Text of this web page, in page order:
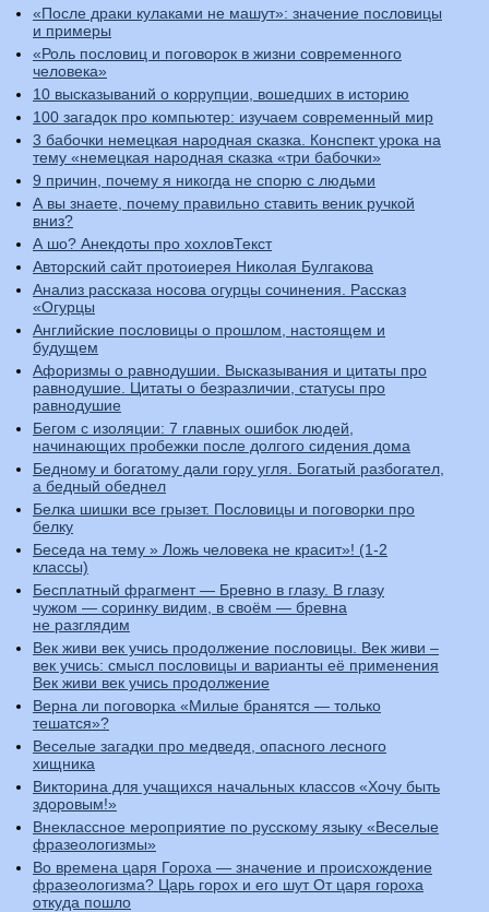
«После драки кулаками не машут»: значение пословицы
и примеры
«Роль пословиц и поговорок в жизни современного
человека»
10 высказываний о коррупции, вошедших в историю
100 загадок про компьютер: изучаем современный мир
3 бабочки немецкая народная сказка. Конспект урока на
тему «немецкая народная сказка «три бабочки»
9 причин, почему я никогда не спорю с людьми
А вы знаете, почему правильно ставить веник ручкой
вниз?
А шо? Анекдоты про хохловТекст
Авторский сайт протоиерея Николая Булгакова
Анализ рассказа носова огурцы сочинения. Рассказ
«Огурцы
Английские пословицы о прошлом, настоящем и
будущем
Афоризмы о равнодушии. Высказывания и цитаты про
равнодушие. Цитаты о безразличии, статусы про
равнодушие
Бегом с изоляции: 7 главных ошибок людей,
начинающих пробежки после долгого сидения дома
Бедному и богатому дали гору угля. Богатый разбогател,
а бедный обеднел
Белка шишки все грызет. Пословицы и поговорки про
белку
Беседа на тему » Ложь человека не красит»! (1-2
классы)
Бесплатный фрагмент — Бревно в глазу. В глазу
чужом — соринку видим, в своём — бревна
не разглядим
Век живи век учись продолжение пословицы. Век живи –
век учись: смысл пословицы и варианты её применения
Век живи век учись продолжение
Верна ли поговорка «Милые бранятся — только
тешатся»?
Веселые загадки про медведя, опасного лесного
хищника
Викторина для учащихся начальных классов «Хочу быть
здоровым!»
Внеклассное мероприятие по русскому языку «Веселые
фразеологизмы»
Во времена царя Гороха — значение и происхождение
фразеологизма? Царь горох и его шут От царя гороха
откуда пошло